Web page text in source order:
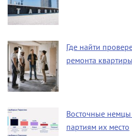
Где найти
ремонта квартиры
Восточные
партиям их место